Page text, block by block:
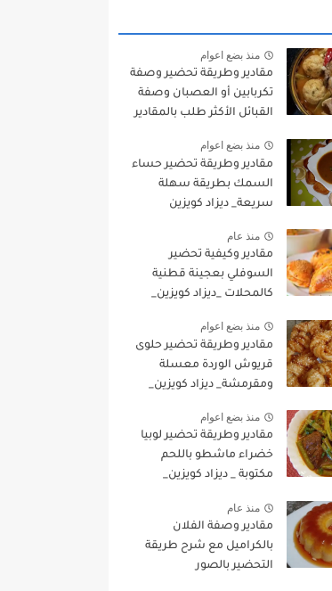
منذ بضع اعوام
مقادير وطريقة تحضير وصفة
تكربابين أو العصبان وصفة
القبائل الأكثر طلب بالمقادير
منذ بضع اعوام
مقادير وطريقة تحضير حساء
السمك بطريقة سهلة
سريعة_ ديزاد كويزين
منذ عام
مقادير وكيفية تحضير
السوفلي بعجينة قطنية
كالمحلات _ديزاد كويزين_
منذ بضع اعوام
مقادير وطريقة تحضير حلوى
قريوش الوردة معسلة
ومقرمشة_ ديزاد كويزين_
منذ بضع اعوام
مقادير وطريقة تحضير لوبيا
خضراء ماشطو باللحم
مكتوبة _ ديزاد كويزين_
منذ عام
مقادير وصفة الفلان
بالكراميل مع شرح طريقة
التحضير بالصور